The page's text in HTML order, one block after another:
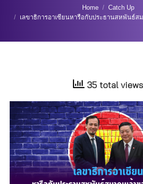
Home
Catch Up
เลขาธิการอาเซียนหารือกับประธานสหพันธ์ส
35 total views